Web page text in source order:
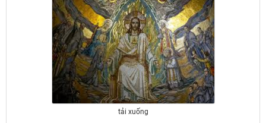
tải xuống